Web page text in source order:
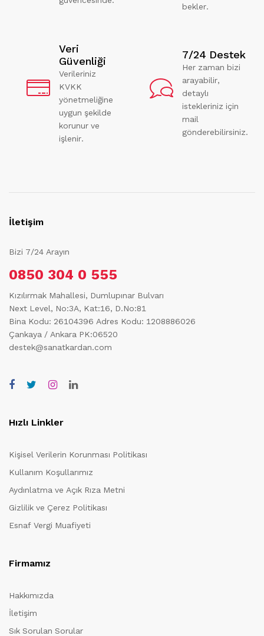
bekler.
Veri
Güvenliği
Verileriniz
KVKK
yönetmeliğine
uygun şekilde
korunur ve
işlenir.
7/24 Destek
Her zaman bizi
arayabilir,
detaylı
istekleriniz için
mail
gönderebilirsiniz.
İletişim
Bizi 7/24 Arayın
0850 304 0 555
Kızılırmak Mahallesi, Dumlupınar Bulvarı
Next Level, No:3A, Kat:16, D.No:81
Bina Kodu: 26104396 Adres Kodu: 1208886026
Çankaya / Ankara PK:06520
destek@sanatkardan.com
Hızlı Linkler
Kişisel Verilerin Korunması Politikası
Kullanım Koşullarımız
Aydınlatma ve Açık Rıza Metni
Gizlilik ve Çerez Politikası
Esnaf Vergi Muafiyeti
Firmamız
Hakkımızda
İletişim
Sık Sorulan Sorular